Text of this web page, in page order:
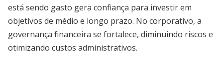
está sendo gasto gera confiança para investir em
objetivos de médio e longo prazo. No corporativo, a
governança financeira se fortalece, diminuindo riscos e
otimizando custos administrativos.